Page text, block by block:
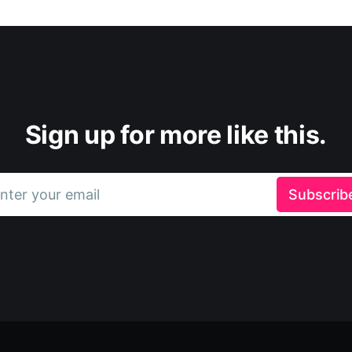
Sign up for more like this.
your email